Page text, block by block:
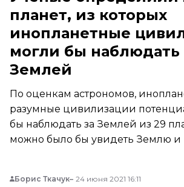
планет, из которых
инопланетные
могли бы наблюдать
Землей
По оценкам астрономов,
разумные цивилизации
бы наблюдать за Землей из 29
можно было бы увидеть Землю и
Борис Ткачук 24 июня 2021 16:11